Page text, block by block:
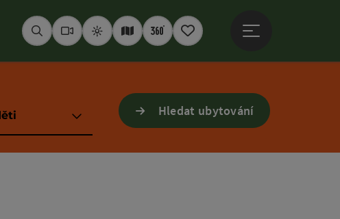
HledatWebkamery
PočasíInteraktivní mapa
360° panoramata
Poznámkový blok
Hledat ubytování